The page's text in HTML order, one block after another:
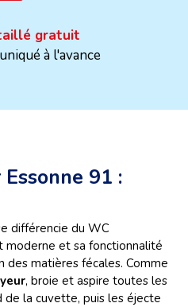
gratuit
à l'avance
91 :
différencie du WC
moderne et sa fonctionnalité
des matières fécales. Comme
, broie et aspire toutes les
de la cuvette, puis les éjecte